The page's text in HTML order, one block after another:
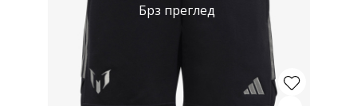
Брз преглед